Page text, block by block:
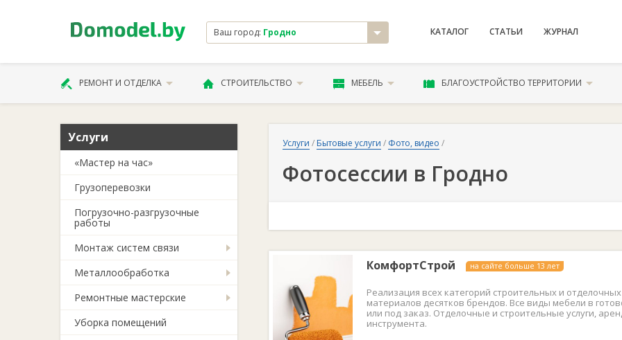
Ваш город: Гродно КАТАЛОГ СТАТЬИ ЖУРНАЛ
РЕМОНТ И ОТДЕЛКА СТРОИТЕЛЬСТВО МЕБЕЛЬ БЛАГОУСТРОЙСТВО ТЕРРИТОРИИ
Услуги
«Мастер на час»
Грузоперевозки
Погрузочно-разгрузочные
работы
Монтаж систем связи
Металлообработка
Ремонтные мастерские
Уборка помещений
Услуги / Бытовые услуги / Фото, видео /
Фотосессии в Гродно
КомфортСтрой на сайте больше 13 лет
Реализация всех категорий строительных и отделочных
материалов десятков брендов. Все виды мебели в
или под заказ. Отделочные и строительные услуги,
инструмента.